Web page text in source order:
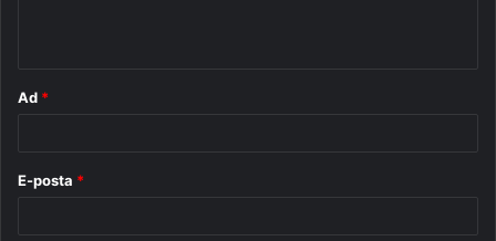
Ad *
E-posta *